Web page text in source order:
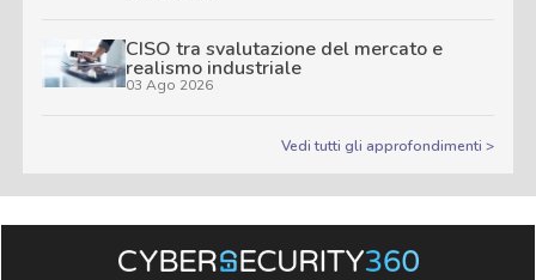
CISO tra svalutazione del mercato e
realismo industriale
03 Ago 2026
Vedi tutti gli approfondimenti >